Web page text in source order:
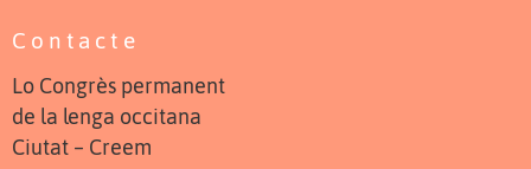
Contacte
Lo Congrès permanent
de la lenga occitana
Ciutat – Creem